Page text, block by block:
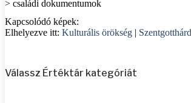
> családi dokumentumok
Kapcsolódó képek:
Elhelyezve itt: Kulturális örökség |
Válassz Értéktár kategóriát